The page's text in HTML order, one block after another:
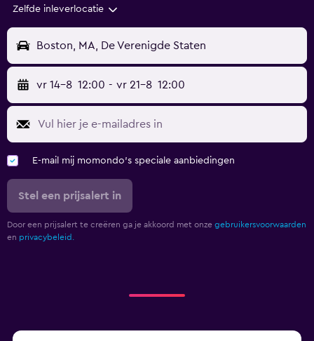
Zelfde inleverlocatie
Boston, MA, De Verenigde Staten
vr 14-8 12:00 - vr 21-8 12:00
E-mail mij momondo's speciale aanbiedingen
Stel een prijsalert in
Door een prijsalert te creëren ga je akkoord met onze gebruikersvoorwaarden
en privacybeleid.